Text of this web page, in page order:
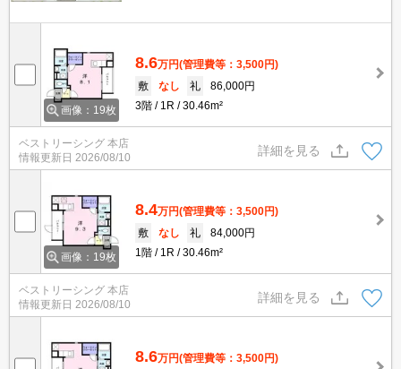
画像：19枚
8.6万円(管理費等：3,500円)
敷
なし 礼
86,000円
3階
1R 30.46m²
ベストリーシング 本店
情報更新日 2026/08/10
詳細を見る
画像：19枚
8.4万円(管理費等：3,500円)
敷
なし 礼
84,000円
1階
1R 30.46m²
ベストリーシング 本店
情報更新日 2026/08/10
詳細を見る
8.6万円(管理費等：3,500円)